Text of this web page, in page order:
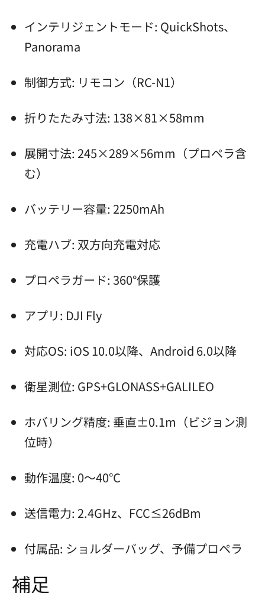
インテリジェントモード: QuickShots、
Panorama
制御方式: リモコン（RC-N1）
折りたたみ寸法: 138×81×58mm
展開寸法: 245×289×56mm（プロペラ含
む）
バッテリー容量: 2250mAh
充電ハブ: 双方向充電対応
プロペラガード: 360°保護
アプリ: DJI Fly
対応OS: iOS 10.0以降、Android 6.0以降
衛星測位: GPS+GLONASS+GALILEO
ホバリング精度: 垂直±0.1m（ビジョン測
位時）
動作温度: 0～40℃
送信電力: 2.4GHz、FCC≤26dBm
付属品: ショルダーバッグ、予備プロペラ
補足